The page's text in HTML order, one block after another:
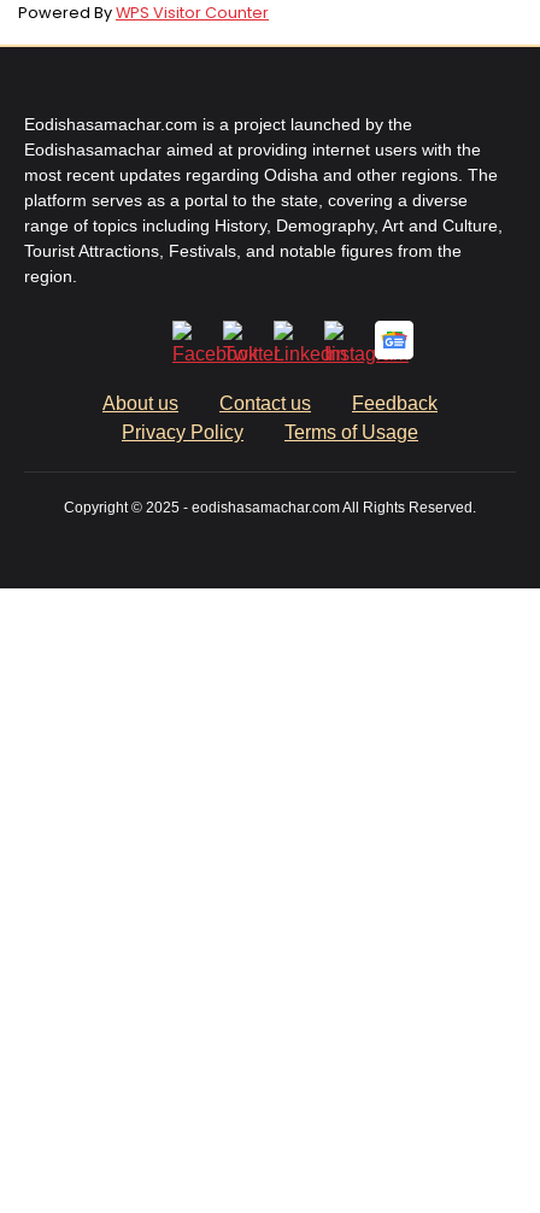
Powered ByWPS Visitor Counter
Eodishasamachar.com is a project launched by the
Eodishasamachar aimed at providing internet users with the
most recent updates regarding Odisha and other regions. The
platform serves as a portal to the state, covering a diverse
range of topics including History, Demography, Art and Culture,
Tourist Attractions, Festivals, and notable figures from the
region.
About us Contact us
Feedback
Privacy Policy
Terms of Usage
Copyright © 2025 - eodishasamachar.com All Rights Reserved.